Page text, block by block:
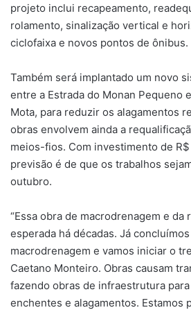
projeto inclui recapeamento,
rolamento, sinalização vertical e
ciclofaixa e novos pontos de ônibus.
Também será implantado um novo
entre a Estrada do Monan Pequeno
Mota, para reduzir os alagamentos
obras envolvem ainda a
meios-fios. Com investimento de
previsão é de que os trabalhos
outubro.
“Essa obra de macrodrenagem e da
esperada há décadas. Já
macrodrenagem e vamos iniciar o
Caetano Monteiro. Obras causam
fazendo obras de infraestrutura para
enchentes e alagamentos. Estamos